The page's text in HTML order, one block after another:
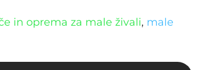
in oprema za male živali, male